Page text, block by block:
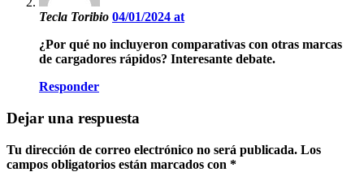
Tecla Toribio 04/01/2024 at
¿Por qué no incluyeron comparativas con otras marcas
de cargadores rápidos? Interesante debate.
Responder
Dejar una respuesta
Tu dirección de correo electrónico no será publicada. Los
campos obligatorios están marcados con *